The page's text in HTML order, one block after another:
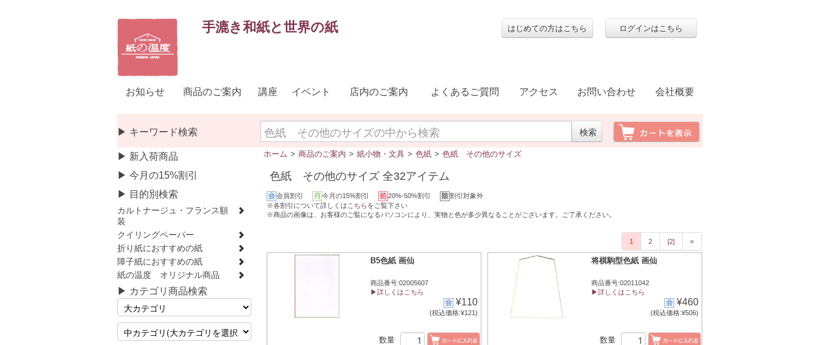
手漉き和紙と世界の紙 ログインはこちら
はじめての方はこちら
お知らせ 商品のご案内 講座 イベント 店内のご案内 よくあるご質問 アクセス お問い合わせ 会社概要
▶ キーワード検索
▶ 新入荷商品
▶ 今月の15%割引
▶ 目的別検索
カルトナージュ・フランス額
装
クイリングペーパー
折り紙におすすめの紙
障子紙におすすめの紙
紙の温度 オリジナル商品
▶ カテゴリ商品検索
ホーム > 商品のご案内 > 紙小物・文具 > 色紙 > 色紙 その他のサイズ
色紙 その他のサイズ 全32アイテム
会員割引 今月の15%割引 20%-50%割引
割引対象外
※各割引について詳しくは こちらをご覧下さい
※商品の画像は、お客様のご覧になるパソコンにより、実物と色が多少異なることがございます。ご了承ください。
1 2 [2] »
B5色紙 画仙
商品番号:02005607
▶詳しくはこちら
¥110
(税込価格:¥121)
数量
将棋駒型色紙 画仙
商品番号:02011042
▶詳しくはこちら
¥460
(税込価格:¥506)
数量